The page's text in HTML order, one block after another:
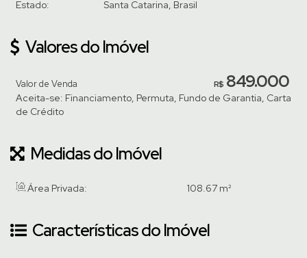
Estado: Santa Catarina, Brasil
Valores do Imóvel
R$ 849.000
Valor de Venda
Aceita-se: Financiamento, Permuta, Fundo de Garantia, Carta
de Crédito
Medidas do Imóvel
Área Privada: 108.67 m²
Características do Imóvel